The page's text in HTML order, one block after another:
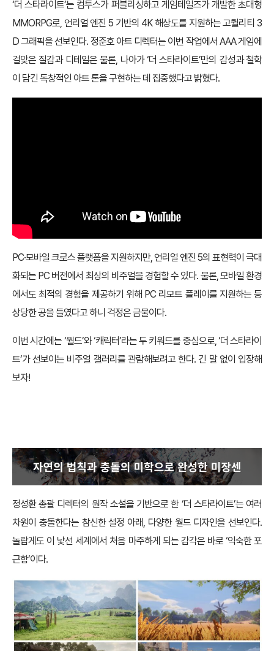
‘더 스타라이트’는 컴투스가 퍼블리싱하고 게임테일즈가 개발한 초대형
MMORPG로, 언리얼 엔진 5 기반의 4K 해상도를 지원하는 고퀄리티 3
D 그래픽을 선보인다. 정준호 아트 디렉터는 이번 작업에서 AAA 게임에
걸맞은 질감과 디테일은 물론, 나아가 ‘더 스타라이트’만의 감성과 철학
이 담긴 독창적인 아트 톤을 구현하는 데 집중했다고 밝혔다.
PC·모바일 크로스 플랫폼을 지원하지만, 언리얼 엔진 5의 표현력이 극대
화되는 PC 버전에서 최상의 비주얼을 경험할 수 있다. 물론, 모바일 환경
에서도 최적의 경험을 제공하기 위해 PC 리모트 플레이를 지원하는 등
상당한 공을 들였다고 하니 걱정은 금물이다.
이번 시간에는 ‘월드’와 ‘캐릭터’라는 두 키워드를 중심으로, ‘더 스타라이
트’가 선보이는 비주얼 갤러리를 관람해보려고 한다. 긴 말 없이 입장해
보자!
정성환 총괄 디렉터의 원작 소설을 기반으로 한 ‘더 스타라이트’는 여러
차원이 충돌한다는 참신한 설정 아래, 다양한 월드 디자인을 선보인다.
놀랍게도 이 낯선 세계에서 처음 마주하게 되는 감각은 바로 ‘익숙한 포
근함’이다.